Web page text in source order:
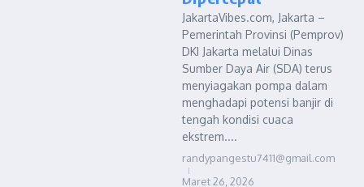
JakartaVibes.com, Jakarta –
Pemerintah Provinsi (Pemprov)
DKI Jakarta melalui Dinas
Sumber Daya Air (SDA) terus
menyiagakan pompa dalam
menghadapi potensi banjir di
tengah kondisi cuaca
ekstrem....
randypangestu7411@gmail.com
Maret 26, 2026